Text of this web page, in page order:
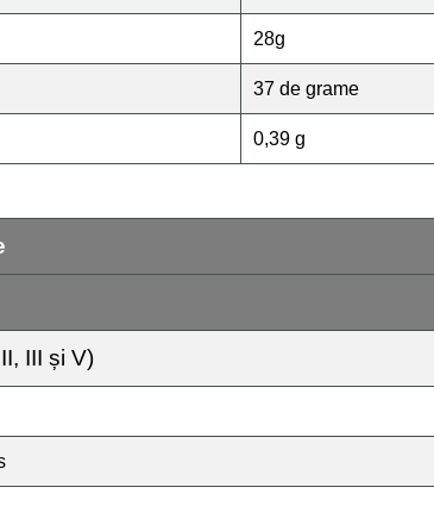
28g
37 de grame
0,39 g
III și V)